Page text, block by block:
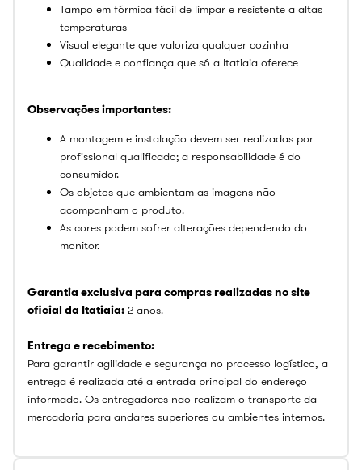
Tampo em fórmica fácil de limpar e resistente a altas
temperaturas
Visual elegante que valoriza qualquer cozinha
Qualidade e confiança que só a Itatiaia oferece
Observações importantes:
A montagem e instalação devem ser realizadas por
profissional qualificado; a responsabilidade é do
consumidor.
Os objetos que ambientam as imagens não
acompanham o produto.
As cores podem sofrer alterações dependendo do
monitor.
Garantia exclusiva para compras realizadas no site
oficial da Itatiaia: 2 anos.
Entrega e recebimento:
Para garantir agilidade e segurança no processo logístico, a
entrega é realizada até a entrada principal do endereço
informado. Os entregadores não realizam o transporte da
mercadoria para andares superiores ou ambientes internos.